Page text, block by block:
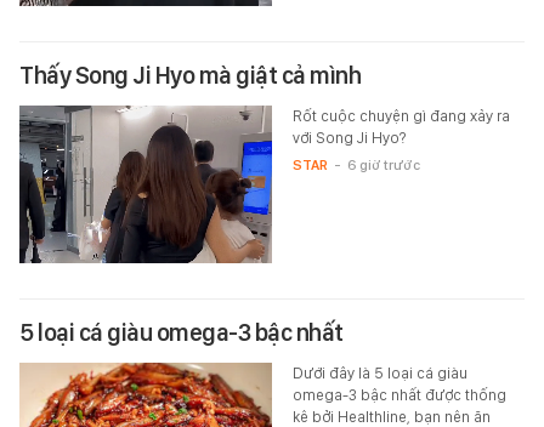
Thấy Song Ji Hyo mà giật cả mình
Rốt cuộc chuyện gì đang xảy ra
với Song Ji Hyo?
STAR - 6 giờ trước
5 loại cá giàu omega-3 bậc nhất
Dưới đây là 5 loại cá giàu
omega-3 bậc nhất được thống
kê bởi Healthline, bạn nên ăn